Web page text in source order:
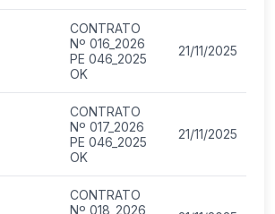
CONTRATO
Nº 016_2026
PE 046_2025
OK
21/11/2025
CONTRATO
Nº 017_2026
PE 046_2025
OK
21/11/2025
CONTRATO
Nº 018_2026